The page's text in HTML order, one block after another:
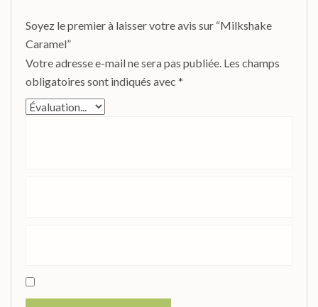
Soyez le premier à laisser votre avis sur “Milkshake
Caramel”
Votre adresse e-mail ne sera pas publiée. Les champs
obligatoires sont indiqués avec *